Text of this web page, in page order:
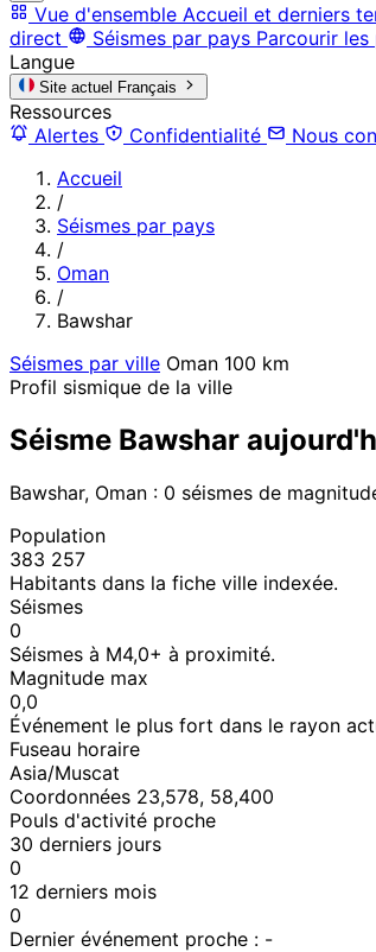
Vue d'ensemble Accueil et derniers
direct
Séismes par pays Parcourir
Langue
Site actuel Français
Ressources
Alertes
Confidentialité Nous
Accueil
/
Séismes par pays
/
Oman
/
Bawshar
Séismes par ville Oman 100 km
Profil sismique de la ville
Séisme Bawshar
Bawshar, Oman : 0 séismes de
Population
383 257
Habitants dans la fiche ville indexée.
Séismes
0
Séismes à M4,0+ à proximité.
Magnitude max
0,0
Événement le plus fort dans le rayon
Fuseau horaire
Asia/Muscat
Coordonnées 23,578, 58,400
Pouls d'activité proche
30 derniers jours
0
12 derniers mois
0
Dernier événement proche : -